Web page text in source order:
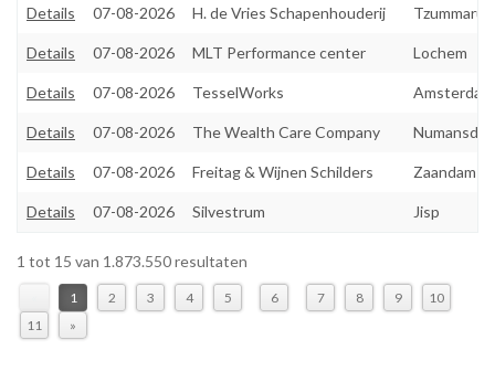
Details 07-08-2026 H. de Vries Schapenhouderij
Details 07-08-2026 MLT Performance center Lochem
Details 07-08-2026 TesselWorks Amsterdam
Details 07-08-2026 The Wealth Care Company
Details 07-08-2026 Freitag & Wijnen Schilders Zaandam
Details 07-08-2026 Silvestrum Jisp
1 tot 15 van 1.873.550 resultaten
1 2 3 4 5 6 7 8 9
10
11
»